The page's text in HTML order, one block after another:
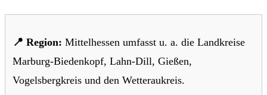
📍 Region: Mittelhessen umfasst u. a. die Landkreise
Marburg-Biedenkopf, Lahn-Dill, Gießen,
Vogelsbergkreis und den Wetteraukreis.